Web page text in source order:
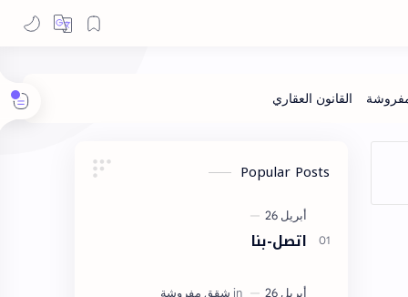
Popular Posts
اتصل-بنا